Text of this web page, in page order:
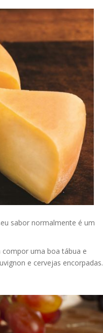
sabor normalmente é um
uma boa tábua e
e cervejas encorpadas.